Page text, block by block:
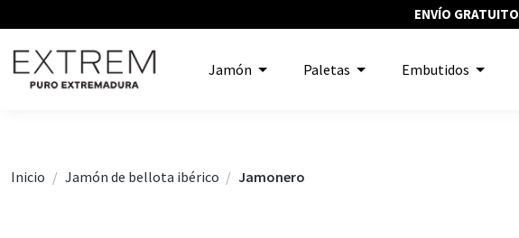
ENVÍO GRATUITO
Jamón Paletas Embutidos
Inicio Jamón de bellota ibérico Jamonero